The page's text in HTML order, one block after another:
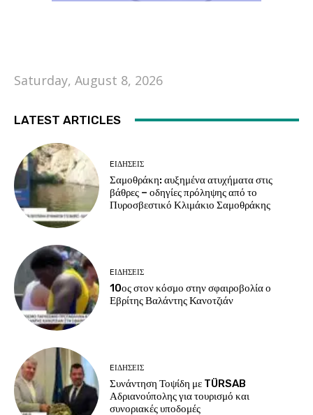
Saturday, August 8, 2026
LATEST ARTICLES
EΙΔΗΣΕΙΣ
Σαμοθράκη: αυξημένα ατυχήματα στις
βάθρες – οδηγίες πρόληψης από το
Πυροσβεστικό Κλιμάκιο Σαμοθράκης
EΙΔΗΣΕΙΣ
10ος στον κόσμο στην σφαιροβολία ο
Εβρίτης Βαλάντης Κανοτζιάν
EΙΔΗΣΕΙΣ
Συνάντηση Τοψίδη με TÜRSAB
Αδριανούπολης για τουρισμό και
συνοριακές υποδομές